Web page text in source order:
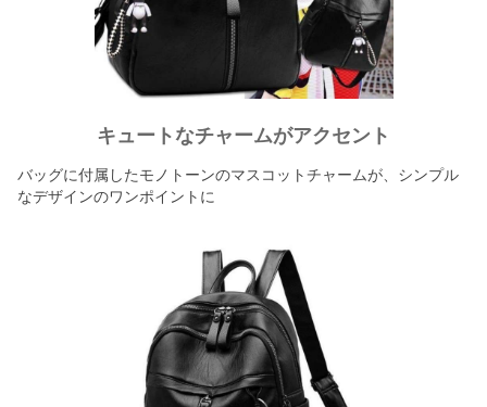
キュートなチャームがアクセント
バッグに付属したモノトーンのマスコットチャームが、シンプル
なデザインのワンポイントに